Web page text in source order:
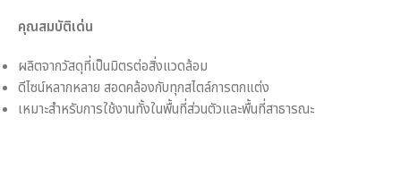
คุณสมบัติเด่น
ผลิตจากวัสดุที่เป็นมิตรต่อสิ่งแวดล้อม
ดีไซน์หลากหลาย สอดคล้องกับทุกสไตล์การตกแต่ง
เหมาะสำหรับการใช้งานทั้งในพื้นที่ส่วนตัวและพื้นที่สาธารณะ